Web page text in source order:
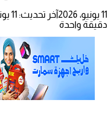
11 يونيو، 2026
آخر تحديث: 11 يونيو، 2026
دقيقة واحدة